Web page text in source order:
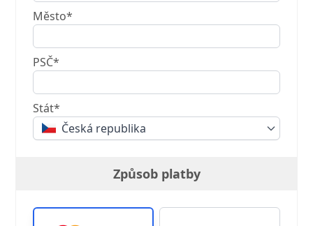
Město*
PSČ*
Stát*
Česká republika
Způsob platby